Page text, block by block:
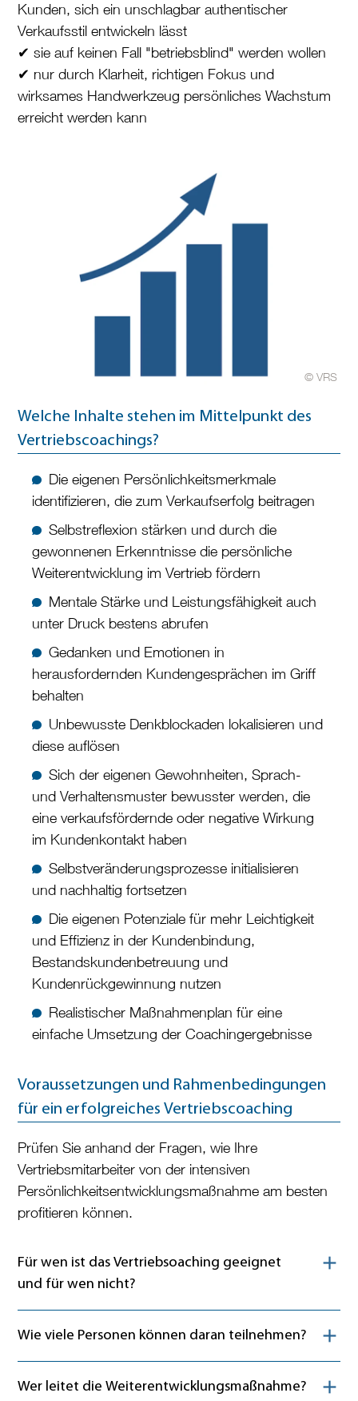
Kunden, sich ein unschlagbar authentischer
Verkaufsstil entwickeln lässt
✔ sie auf keinen Fall "betriebsblind" werden wollen
✔ nur durch Klarheit, richtigen Fokus und
wirksames Handwerkzeug persönliches Wachstum
erreicht werden kann
© VRS
Welche Inhalte stehen im Mittelpunkt des
Vertriebscoachings?
Die eigenen Persönlichkeitsmerkmale
identifizieren, die zum Verkaufserfolg beitragen
Selbstreflexion stärken und durch die
gewonnenen Erkenntnisse die persönliche
Weiterentwicklung im Vertrieb fördern
Mentale Stärke und Leistungsfähigkeit auch
unter Druck bestens abrufen
Gedanken und Emotionen in
herausfordernden Kundengesprächen im Griff
behalten
Unbewusste Denkblockaden lokalisieren und
diese auflösen
Sich der eigenen Gewohnheiten, Sprach-
und Verhaltensmuster bewusster werden, die
eine verkaufsfördernde oder negative Wirkung
im Kundenkontakt haben
Selbstveränderungsprozesse initialisieren
und nachhaltig fortsetzen
Die eigenen Potenziale für mehr Leichtigkeit
und Effizienz in der Kundenbindung,
Bestandskundenbetreuung und
Kundenrückgewinnung nutzen
Realistischer Maßnahmenplan für eine
einfache Umsetzung der Coachingergebnisse
Voraussetzungen und Rahmenbedingungen
für ein erfolgreiches Vertriebscoaching
Prüfen Sie anhand der Fragen, wie Ihre
Vertriebsmitarbeiter von der intensiven
Persönlichkeitsentwicklungsmaßnahme am besten
profitieren können.
Für wen ist das Vertriebsoaching geeignet
und für wen nicht?
Wie viele Personen können daran teilnehmen?
Wer leitet die Weiterentwicklungsmaßnahme?